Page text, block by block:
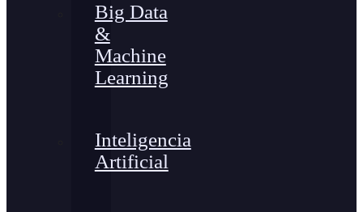
Big Data
&
Machine
Learning
Inteligencia
Artificial